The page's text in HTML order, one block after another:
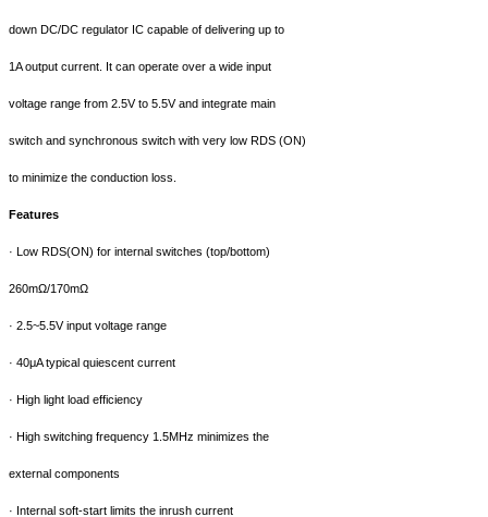
down DC/DC regulator IC capable of delivering up to
1A output current. It can operate over a wide input
voltage range from 2.5V to 5.5V and integrate main
switch and synchronous switch with very low RDS (ON)
to minimize the conduction loss.
Features
· Low RDS(ON) for internal switches (top/bottom)
260mΩ/170mΩ
· 2.5~5.5V input voltage range
· 40μA typical quiescent current
· High light load efficiency
· High switching frequency 1.5MHz minimizes the
external components
· Internal soft-start limits the inrush current